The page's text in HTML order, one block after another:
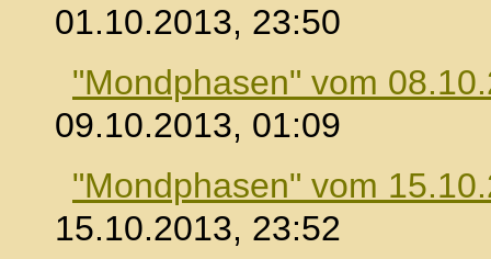
01.10.2013, 23:50
"Mondphasen" vom
09.10.2013, 01:09
"Mondphasen" vom
15.10.2013, 23:52